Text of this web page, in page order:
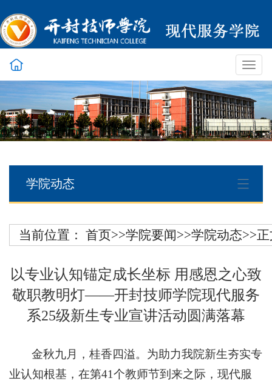
学院动态
当前位置： 首页>>学院要闻>>学院动态>>
以专业认知锚定成长坐标 用感恩之心致
敬职教明灯——开封技师学院现代服务
系25级新生专业宣讲活动圆满落幕
金秋九月，桂香四溢。为助力我院新生夯实专
业认知根基，在第41个教师节到来之际，现代服